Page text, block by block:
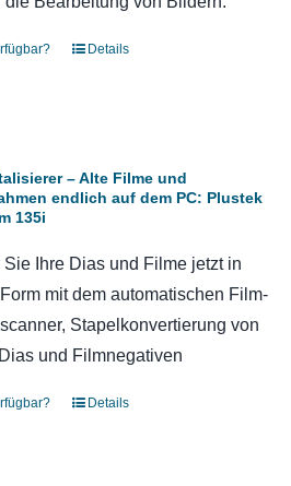
Details
– Alte Filme und
endlich auf dem PC: Plustek
135i
Sie Ihre Dias und Filme jetzt in
mit dem automatischen Film-
Stapelkonvertierung von
und Filmnegativen
Details